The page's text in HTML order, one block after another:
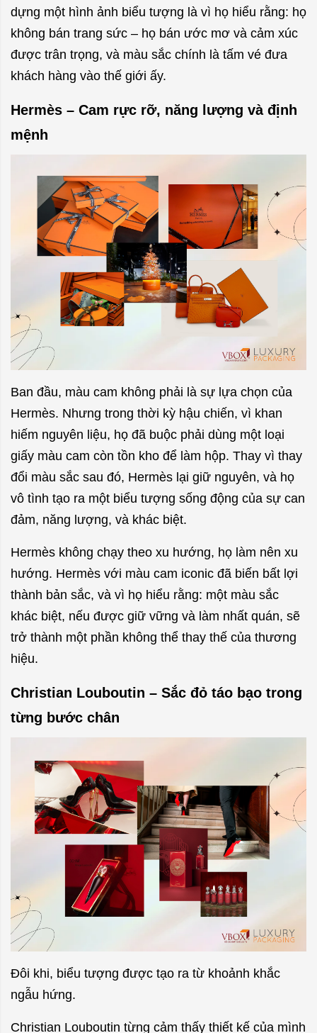
dựng một hình ảnh biểu tượng là vì họ hiểu rằng: họ
không bán trang sức – họ bán ước mơ và cảm xúc
được trân trọng, và màu sắc chính là tấm vé đưa
khách hàng vào thế giới ấy.
Hermès – Cam rực rỡ, năng lượng và định
mệnh
Ban đầu, màu cam không phải là sự lựa chọn của
Hermès. Nhưng trong thời kỳ hậu chiến, vì khan
hiếm nguyên liệu, họ đã buộc phải dùng một loại
giấy màu cam còn tồn kho để làm hộp. Thay vì thay
đổi màu sắc sau đó, Hermès lại giữ nguyên, và họ
vô tình tạo ra một biểu tượng sống động của sự can
đảm, năng lượng, và khác biệt.
Hermès không chạy theo xu hướng, họ làm nên xu
hướng. Hermès với màu cam iconic đã biến bất lợi
thành bản sắc, và vì họ hiểu rằng: một màu sắc
khác biệt, nếu được giữ vững và làm nhất quán, sẽ
trở thành một phần không thể thay thế của thương
hiệu.
Christian Louboutin – Sắc đỏ táo bạo trong
từng bước chân
Đôi khi, biểu tượng được tạo ra từ khoảnh khắc
ngẫu hứng.
Christian Louboutin từng cảm thấy thiết kế của mình